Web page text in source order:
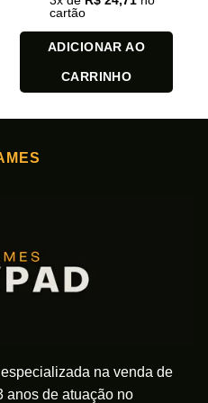
cartão
ADICIONAR AO
CARRINHO
na venda de
anos de atuação no